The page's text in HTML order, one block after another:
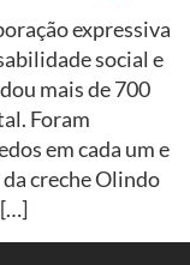
expressiva
social e
mais de 700
Foram
em cada um e
creche Olindo
[…]